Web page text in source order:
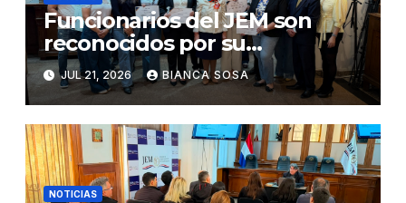
Funcionarios del JEM son
reconocidos por su
participación en el concurso
«Lemas sobre Ética e
Integridad Institucional»
JUL 21, 2026 BIANCA SOSA
NOTICIAS